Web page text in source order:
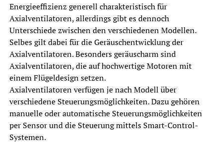
Energieeffizienz generell charakteristisch für
Axialventilatoren, allerdings gibt es dennoch
Unterschiede zwischen den verschiedenen Modellen.
Selbes gilt dabei für die Geräuschentwicklung der
Axialventilatoren. Besonders geräuscharm sind
Axialventilatoren, die auf hochwertige Motoren mit
einem Flügeldesign setzen.
Axialventilatoren verfügen je nach Modell über
verschiedene Steuerungsmöglichkeiten. Dazu gehören
manuelle oder automatische Steuerungsmöglichkeiten
per Sensor und die Steuerung mittels Smart-Control-
Systemen.